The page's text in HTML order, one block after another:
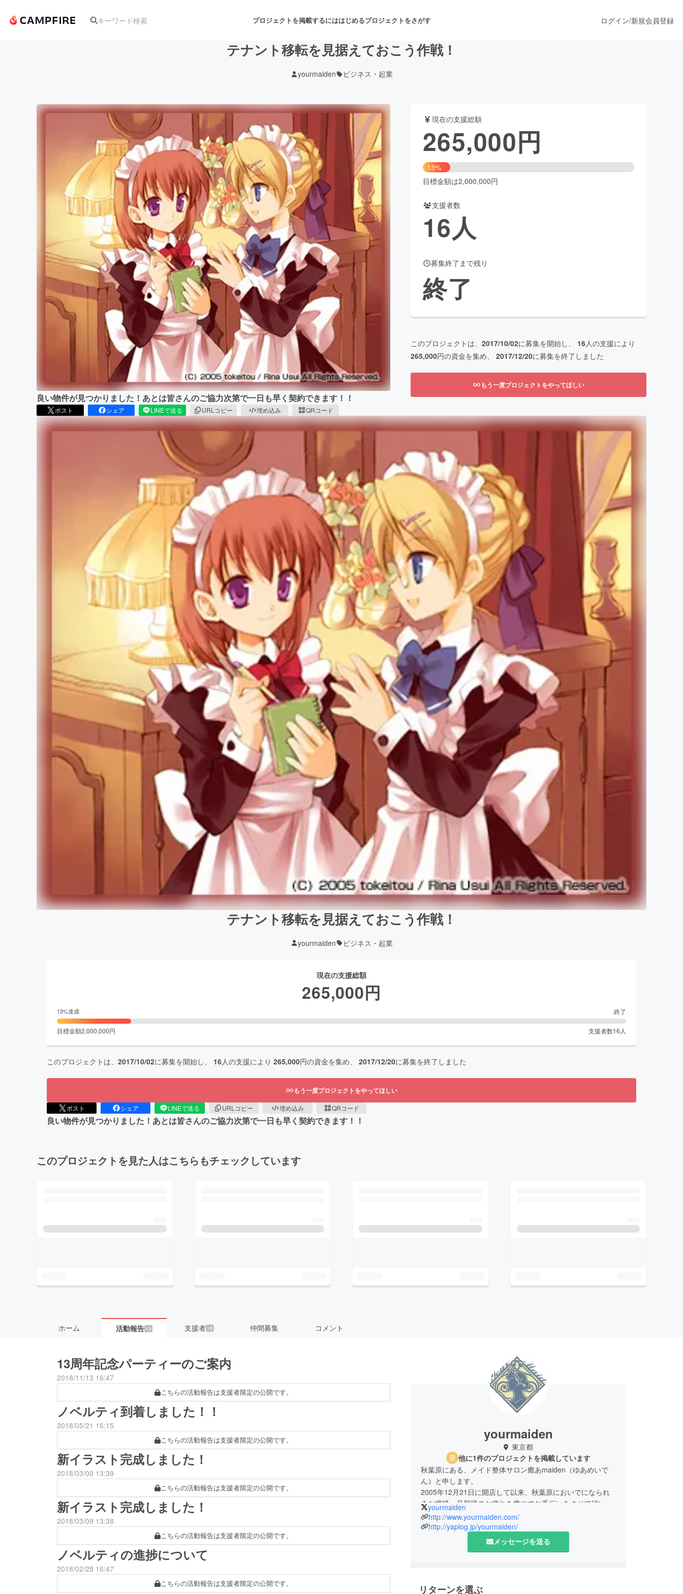
プロジェクトを掲載するにははじめるプロジェクトをさがす
アート・写真 音楽 舞台・パフォーマンス
テクノロジー・ガジェット ゲーム・サービス開発 フード・飲食店 ファッション
映像・映画 書籍・雑誌出版
ビジネス・起業 チャレンジ ビューティー・ヘルスケア
まちづくり・地域活性化
CAMPFIRE for Social Good CAMPFIRE Creation
CAMPFIREふるさと納税
machi-ya
ログイン/新規会員登録
テナント移転を見据えておこう作戦！
yourmaiden ビジネス・起業
良い物件が見つかりました！あとは皆さんのご協力次第で一日も早く契約できます！！
ポスト シェア LINEで送る URLコピー 埋め込み QRコード
現在の支援総額
265,000円
13%
目標金額は2,000,000円
支援者数
16人
募集終了まで残り
終了
このプロジェクトは、 2017/10/02に募集を開始し、 16人の支援により
265,000円の資金を集め、 2017/12/20に募集を終了しました
もう一度プロジェクトをやってほしい
テナント移転を見据えておこう作戦！
yourmaiden ビジネス・起業
現在の支援総額
265,000円
13%達成 終了
目標金額2,000,000円 支援者数16 人
このプロジェクトは、 2017/10/02に募集を開始し、 16人の支援により 265,000円の資金を集め、 2017/12/20に募集を終了しました
もう一度プロジェクトをやってほしい
ポスト シェア LINEで送る URLコピー 埋め込み QRコード
良い物件が見つかりました！あとは皆さんのご協力次第で一日も早く契約できます！！
このプロジェクトを見た人はこちらもチェックしています
ホーム 活動報告 13 支援者 16 仲間募集 コメント
13周年記念パーティーのご案内
2018/11/13 16:47
こちらの活動報告は支援者限定の公開です。
ノベルティ到着しました！！
2018/05/21 16:15
こちらの活動報告は支援者限定の公開です。
新イラスト完成しました！
2018/03/09 13:39
こちらの活動報告は支援者限定の公開です。
新イラスト完成しました！
2018/03/09 13:38
こちらの活動報告は支援者限定の公開です。
ノベルティの進捗について
2018/02/28 16:47
こちらの活動報告は支援者限定の公開です。
yourmaiden
東京都
他に1件のプロジェクトを掲載しています
秋葉原にある、メイド整体サロン癒あmaiden（ゆあめいで
ん）と申します。
2005年12月21日に開店して以来、秋葉原においでになられ
るお嬢様、旦那様のお疲れを癒やすお手伝いをさせて頂いて
yourmaiden
http://www.yourmaiden.com/
http://yaplog.jp/yourmaiden/
メッセージを送る
リターンを選ぶ